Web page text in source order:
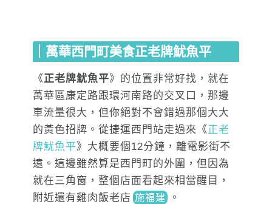
｜萬華西門町美食正老牌魷魚平
《正老牌魷魚平》的位置非常好找，就在
萬華區康定路跟環河南路的交叉口，那邊
車流量很大，但你絕對不會錯過那個大大
的黃色招牌。從捷運西門站走過來《正老
牌魷魚平》大概要個12分鐘，離電影街不
遠。這邊雖然算是西門町的外圍，但因為
就在三角窗，整個店面看起來相當醒目，
附近還有雞肉飯老店 施福建 。